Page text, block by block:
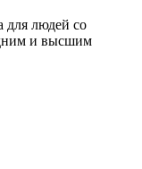
для людей со
и высшим